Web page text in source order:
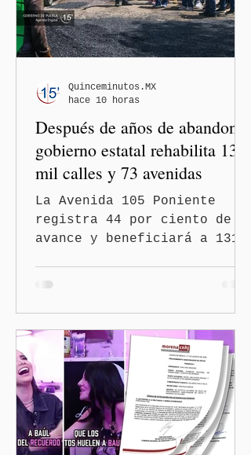
Después de años de abandono,
gobierno estatal rehabilita 13
mil calles y 73 avenidas
La Avenida 105 Poniente
registra 44 por ciento de
avance y beneficiará a 131
73 avenidas durante 2026,
el gobernador Alejandro
Armenta Mier supervisó la
rehabilitación de la
Avenida 105 Poniente, obra
que registra 44 por ciento
de avance y forma parte del
programa estatal para
Quinceminutos.MX
hace 10 horas